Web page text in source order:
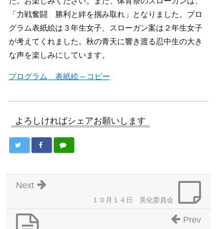
「力戦奮闘 勝利と絆を掴み取れ」となりました。プロ
グラム表紙絵は３年生女子、スローガン案は２年生女子
が考えてくれました。秋の青天に響き渡る忍中生の大き
な声を楽しみにしています。
プログラム 表紙絵 – コピー
よろしければシェアお願いします
１０月１４日 美化委員会
Next
Prev